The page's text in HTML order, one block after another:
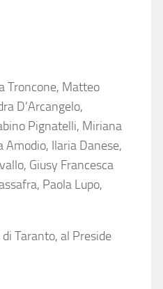
Troncone, Matteo
D’Arcangelo,
Pignatelli, Miriana
Amodio, Ilaria Danese,
Giusy Francesca
Paola Lupo,
Taranto, al Preside